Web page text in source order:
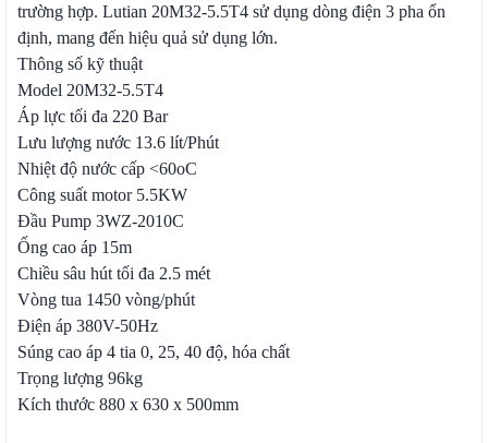
trường hợp. Lutian 20M32-5.5T4 sử dụng dòng điện 3 pha ổn
định, mang đến hiệu quả sử dụng lớn.
Thông số kỹ thuật
Model 20M32-5.5T4
Áp lực tối đa 220 Bar
Lưu lượng nước 13.6 lít/Phút
Nhiệt độ nước cấp <60oC
Công suất motor 5.5KW
Đầu Pump 3WZ-2010C
Ống cao áp 15m
Chiều sâu hút tối đa 2.5 mét
Vòng tua 1450 vòng/phút
Điện áp 380V-50Hz
Súng cao áp 4 tia 0, 25, 40 độ, hóa chất
Trọng lượng 96kg
Kích thước 880 x 630 x 500mm